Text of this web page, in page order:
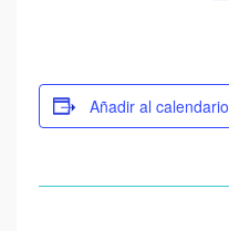
Añadir al calendario